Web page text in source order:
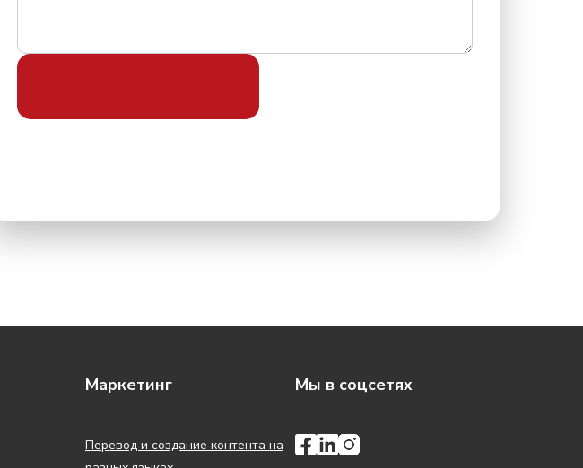
Маркетинг
Перевод и создание контента на
Мы в соцсетях